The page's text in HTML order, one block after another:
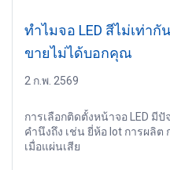
ทำไมจอ LED สีไม่เท่า
ขายไม่ได้บอกคุณ
2 ก.พ. 2569
การเลือกติดตั้งหน้าจอ LED มี
คำนึงถึง เช่น ยี่ห้อ lot การผลิ
เมื่อแผ่นเสีย